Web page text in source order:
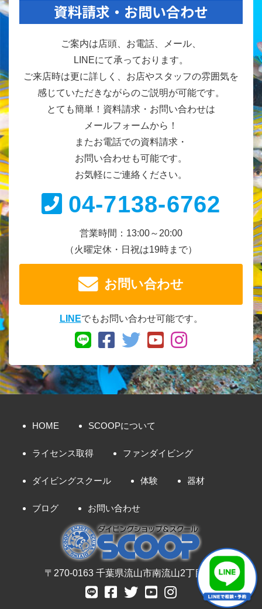
資料請求・お問い合わせ
ご案内は店頭、お電話、メール、
LINEにて承っております。
ご来店時は更に詳しく、お店やスタッフの雰囲気を
感じていただきながらのご説明が可能です。
とても簡単！資料請求・お問い合わせは
メールフォームから！
またお電話での資料請求・
お問い合わせも可能です。
お気軽にご連絡ください。
04-7138-6762
営業時間：13:00～20:00
（火曜定休・日祝は19時まで）
お問い合わせ
LINEでもお問い合わせ可能です。
HOME SCOOPについて
ライセンス取得 ファンダイビング
ダイビングスクール 体験 器材
ブログ お問い合わせ
〒270-0163 千葉県流山市南流山2丁目8-7